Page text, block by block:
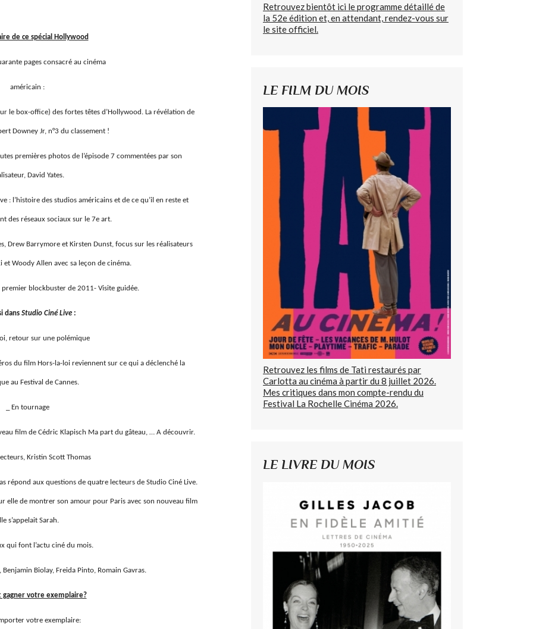
de ce spécial Hollywood
pages consacré au cinéma
américain :
le box-office) des fortes têtes d’Hollywood. La révélation de
Downey Jr, n°3 du classement !
premières photos de l’épisode 7 commentées par son
David Yates.
: l’histoire des studios américains et de ce qu’il en reste et
des réseaux sociaux sur le 7e art.
Drew Barrymore et Kirsten Dunst, focus sur les réalisateurs
et Woody Allen avec sa leçon de cinéma.
premier blockbuster de 2011- Visite guidée.
dans Studio Ciné Live :
retour sur une polémique
du film Hors-la-loi reviennent sur ce qui a déclenché la
au Festival de Cannes.
_ En tournage
film de Cédric Klapisch Ma part du gâteau, … A découvrir.
Kristin Scott Thomas
répond aux questions de quatre lecteurs de Studio Ciné Live.
elle de montrer son amour pour Paris avec son nouveau film
s’appelait Sarah.
qui font l’actu ciné du mois.
Biolay, Freida Pinto, Romain Gavras.
gagner votre exemplaire?
votre exemplaire:
Retrouvez bientôt ici le programme détaillé de
la 52e édition et, en attendant, rendez-vous sur
le site officiel.
LE FILM DU MOIS
Retrouvez les films de Tati restaurés par
Carlotta au cinéma à partir du 8 juillet 2026.
Mes critiques dans mon compte-rendu du
Festival La Rochelle Cinéma 2026.
LE LIVRE DU MOIS